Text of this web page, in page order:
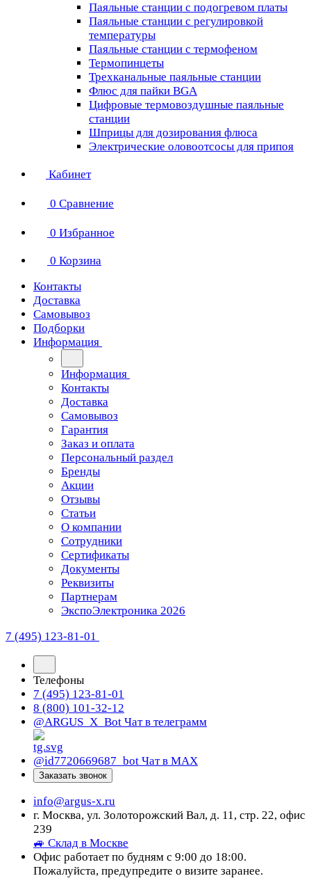
Паяльные станции с подогревом платы
Паяльные станции с регулировкой
температуры
Паяльные станции с термофеном
Термопинцеты
Трехканальные паяльные станции
Флюс для пайки BGA
Цифровые термовоздушные паяльные
станции
Шприцы для дозирования флюса
Электрические оловоотсосы для припоя
Кабинет
0 Сравнение
0 Избранное
0 Корзина
Контакты
Доставка
Самовывоз
Подборки
Информация
Информация
Контакты
Доставка
Самовывоз
Гарантия
Заказ и оплата
Персональный раздел
Бренды
Акции
Отзывы
Статьи
О компании
Сотрудники
Сертификаты
Документы
Реквизиты
Партнерам
ЭкспоЭлектроника 2026
7 (495) 123-81-01
Телефоны
7 (495) 123-81-01
8 (800) 101-32-12
@ARGUS_X_Bot Чат в телеграмм
@id7720669687_bot Чат в МАХ
Заказать звонок
info@argus-x.ru
г. Москва, ул. Золоторожский Вал, д. 11, стр. 22, офис
239
🚙 Склад в Москве
Офис работает по будням с 9:00 до 18:00.
Пожалуйста, предупредите о визите заранее.